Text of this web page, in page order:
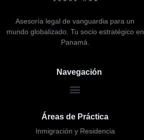
Asesoría legal de vanguardia para un
mundo globalizado. Tu socio estratégico en
Panamá.
Navegación
Áreas de Práctica
Inmigración y Residencia